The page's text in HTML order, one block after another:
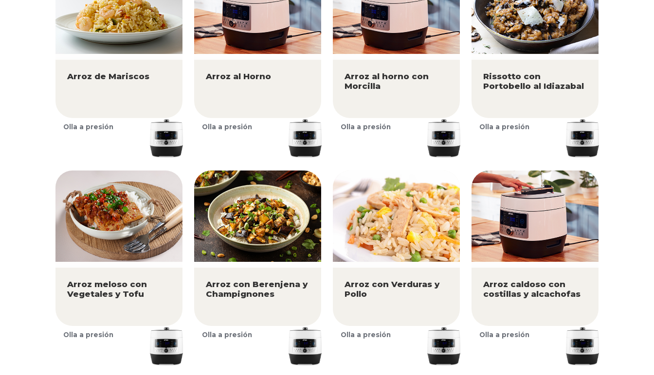
Arroz de Mariscos
Olla a presión
Arroz al Horno
Olla a presión
Arroz al horno con
Morcilla
Olla a presión
Rissotto con
Portobello al Idiazabal
Olla a presión
Arroz meloso con
Vegetales y Tofu
Olla a presión
Arroz con Berenjena y
Champignones
Olla a presión
Arroz con Verduras y
Pollo
Olla a presión
Arroz caldoso con
costillas y alcachofas
Olla a presión